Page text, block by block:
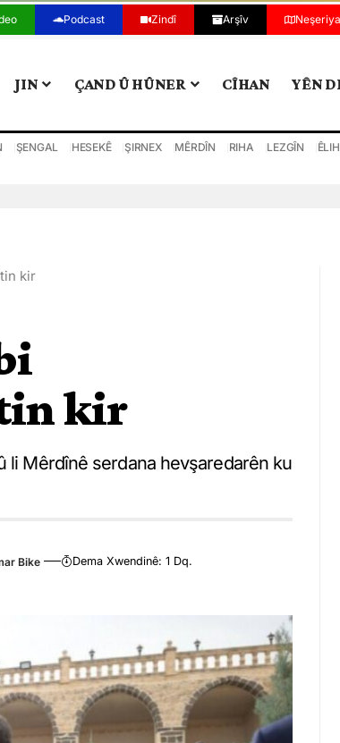
Podcast Zindî Arşîv
JIN ÇAND Û HÛNER CÎHAN YÊN
ŞENGAL HESEKÊ ŞIRNEX MÊRDÎN RIHA LEZGÎN ÊLIH
kir
kir
li Mêrdînê serdana hevşaredarên ku
Dema Xwendinê: 1 Dq.